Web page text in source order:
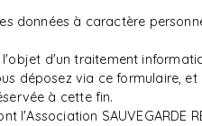
données à caractère
d'un traitement
déposez via ce formulaire,
à cette fin.
l'Association SAUVEGARDE